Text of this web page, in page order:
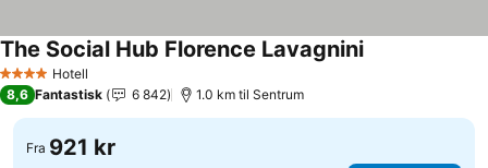
4 StjernerHotell
The Social Hub Florence Lavagnini
8,6 Fantastisk 6 842 1.0 km til Sentrum
Fra 921 kr